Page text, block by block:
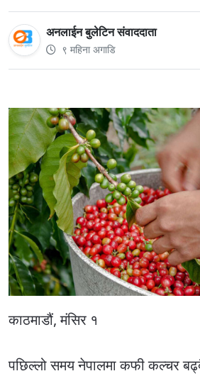
अनलाईन बुलेटिन संवाददाता
९ महिना अगाडि
काठमाडौं, मंसिर १
पछिल्लो समय नेपालमा कफी कल्चर